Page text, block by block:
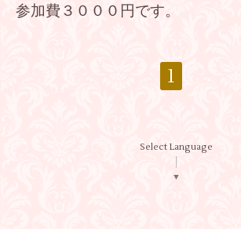
参加費３０００円です。
1
Select Language
▼